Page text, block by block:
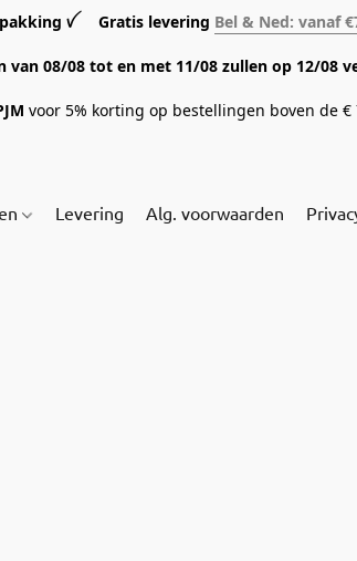
ꪜ Gratis levering Bel & Ned: vanaf
08/08 tot en met 11/08 zullen op 12/08
voor 5% korting op bestellingen boven de
Levering Alg. voorwaarden